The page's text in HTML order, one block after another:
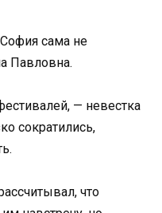
сама не
Павловна.
— невестка
сократились,
что